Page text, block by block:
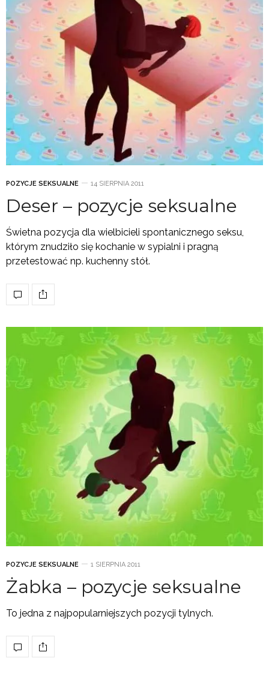
POZYCJE SEKSUALNE 14 SIERPNIA 2011
Deser – pozycje seksualne
Świetna pozycja dla wielbicieli spontanicznego seksu,
którym znudziło się kochanie w sypialni i pragną
przetestować np. kuchenny stół.
POZYCJE SEKSUALNE 1 SIERPNIA 2011
Żabka – pozycje seksualne
To jedna z najpopularniejszych pozycji tylnych.